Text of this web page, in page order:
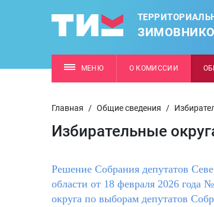
МЕНЮ О КОМИССИИ
Главная / Общие сведения /
Избирательные
Решение Собрания депутатов
области от 18 февраля 2026 года
округа по выборам депутатов